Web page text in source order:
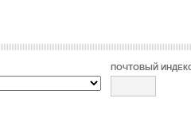
ПОЧТОВЫЙ